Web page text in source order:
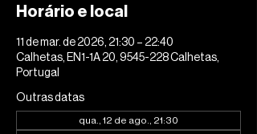
Horário e local
11 de mar. de 2026, 21:30 – 22:40
Calhetas, EN1-1A 20, 9545-228 Calhetas,
Portugal
Outras datas
qua., 12 de ago., 21:30